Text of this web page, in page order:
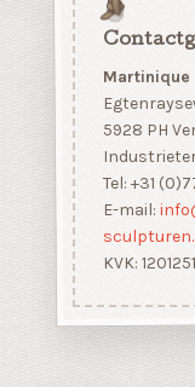
Martinique
5928 PH
Tel: +31
E-mail:
KVK: